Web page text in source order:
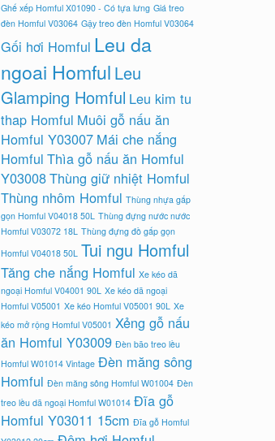
Ghế xếp Homful X01090 - Có tựa lưng Giá treo
đèn Homful V03064 Gậy treo đèn Homful V03064
Gối hơi Homful Leu da
ngoai Homful Leu
Glamping Homful Leu kim tu
thap Homful Muôi gỗ nấu ăn
Homful Y03007 Mái che nắng
Homful Thìa gỗ nấu ăn Homful
Y03008Thùng giữ nhiệt Homful
Thùng nhôm Homful Thùng nhựa gấp
gọn Homful V04018 50L Thùng đựng nước nước
Homful V03072 18L Thùng đựng đồ gấp gọn
Homful V04018 50L Tui ngu Homful
Tăng che nắng Homful Xe kéo dã
ngoại Homful V04001 90L Xe kéo dã ngoại
Homful V05001 Xe kéo Homful V05001 90L Xe
kéo mở rộng Homful V05001 Xẻng gỗ nấu
ăn Homful Y03009 Đèn bão treo lều
Homful W01014 Vintage Đèn măng sông
Homful Đèn măng sông Homful W01004 Đèn
treo lều dã ngoại Homful W01014 Đĩa gỗ
Homful Y03011 15cm Đĩa gỗ Homful